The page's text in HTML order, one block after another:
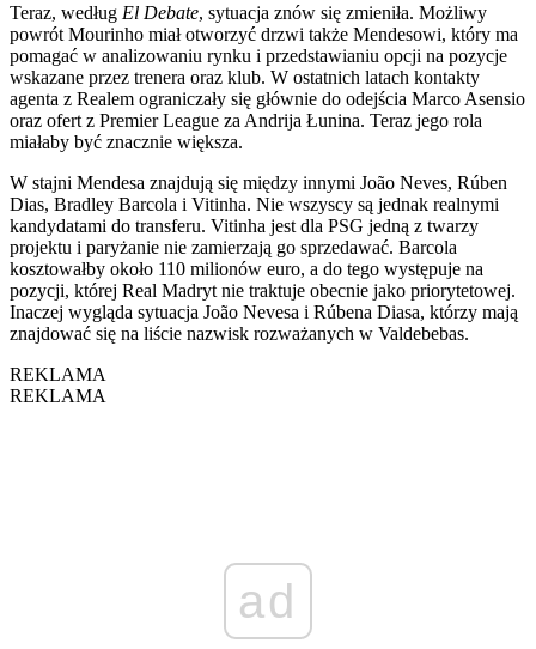
Teraz, według El Debate, sytuacja znów się zmieniła. Możliwy
powrót Mourinho miał otworzyć drzwi także Mendesowi, który ma
pomagać w analizowaniu rynku i przedstawianiu opcji na pozycje
wskazane przez trenera oraz klub. W ostatnich latach kontakty
agenta z Realem ograniczały się głównie do odejścia Marco Asensio
oraz ofert z Premier League za Andrija Łunina. Teraz jego rola
miałaby być znacznie większa.
W stajni Mendesa znajdują się między innymi João Neves, Rúben
Dias, Bradley Barcola i Vitinha. Nie wszyscy są jednak realnymi
kandydatami do transferu. Vitinha jest dla PSG jedną z twarzy
projektu i paryżanie nie zamierzają go sprzedawać. Barcola
kosztowałby około 110 milionów euro, a do tego występuje na
pozycji, której Real Madryt nie traktuje obecnie jako priorytetowej.
Inaczej wygląda sytuacja João Nevesa i Rúbena Diasa, którzy mają
znajdować się na liście nazwisk rozważanych w Valdebebas.
REKLAMA
REKLAMA
ad